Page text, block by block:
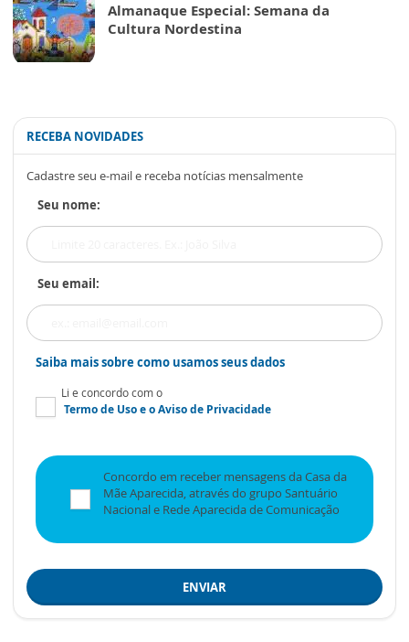
Almanaque Especial: Semana da
Cultura Nordestina
RECEBA NOVIDADES
Cadastre seu e-mail e receba notícias mensalmente
Seu nome:
Seu email:
Saiba mais sobre como usamos seus dados
Li e concordo com o
Termo de Usoe oAviso de Privacidade
Concordo em receber mensagens da Casa da
Mãe Aparecida, através do grupo Santuário
Nacional e Rede Aparecida de Comunicação
ENVIAR